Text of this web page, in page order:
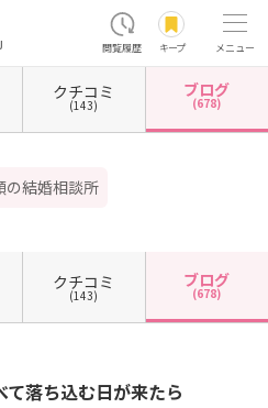
閲覧履歴 キープ メニュー
東京都港区南青山 サンマリー東京 カウン
の結婚相談所
クチコミ
(143)
ブログ
(678)
クチコミ
(143)
ブログ
(678)
落ち込む日が来たら